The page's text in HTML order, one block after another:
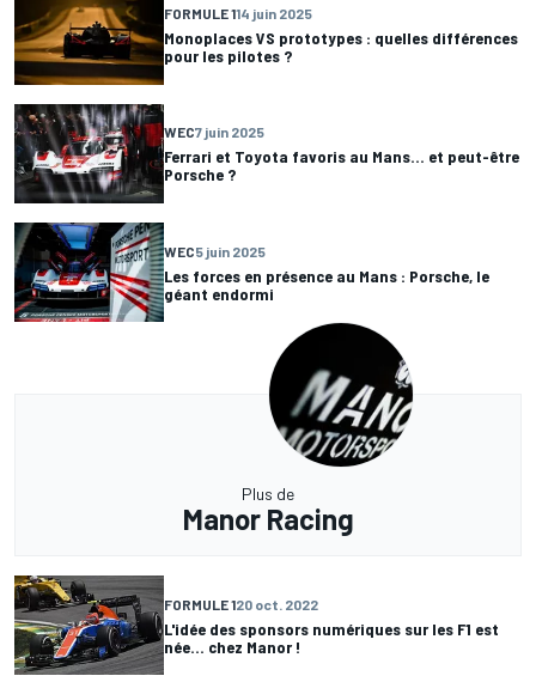
FORMULE 114 juin 2025
Monoplaces VS prototypes : quelles différences
pour les pilotes ?
WEC7 juin 2025
Ferrari et Toyota favoris au Mans... et peut-être
Porsche ?
WEC5 juin 2025
Les forces en présence au Mans : Porsche, le
géant endormi
Plus de
Manor Racing
FORMULE 120 oct. 2022
L'idée des sponsors numériques sur les F1 est
née... chez Manor !